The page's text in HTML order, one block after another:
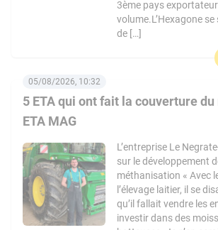
3ème pays
volume.L’Hexagone
de […]
5 ETA qui ont fait la couverture
ETA MAG
05/08/2026, 10:32
L’entreprise Le
sur le développement
méthanisation « Avec
l’élevage laitier, il se
qu’il fallait vendre les
investir dans des